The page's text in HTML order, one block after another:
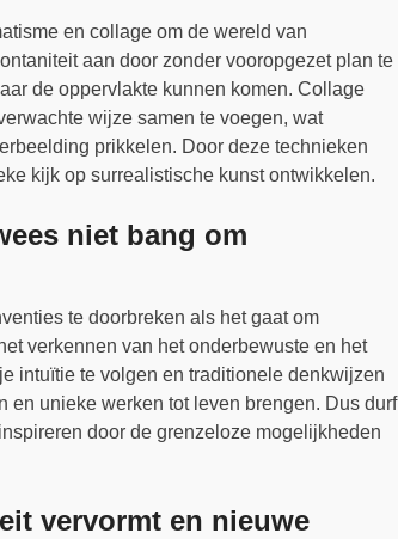
en collage om de wereld van
aan door zonder vooropgezet plan te
de oppervlakte kunnen komen. Collage
wijze samen te voegen, wat
prikkelen. Door deze technieken
kijk op surrealistische kunst ontwikkelen.
niet bang om
te doorbreken als het gaat om
verkennen van het onderbewuste en het
intuïtie te volgen en traditionele denkwijzen
en unieke werken tot leven brengen. Dus durf
door de grenzeloze mogelijkheden
vervormt en nieuwe